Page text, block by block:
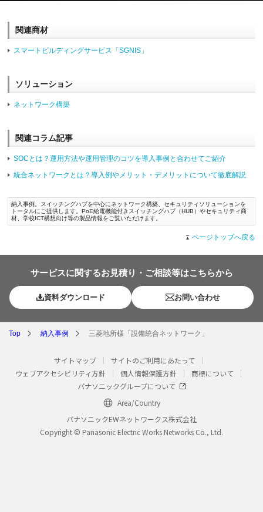
関連商材
スマートビルディングサービス「SGNIS」
ソリューション
ネットワーク構築
関連コラム記事
SOCとは？運用方法や運用管理のコツを導入事例と合わせてご紹介
統合ネットワークとは？導入例やメリット・デメリットについて徹底解説
納入事例。スイッチングハブを中心にネットワーク構築、セキュリティソリューションを
トータルにご提供します。PoE給電機能付きスイッチングハブ（HUB）やセキュリティ商
材、学校ICT構想向け等の製品情報をご覧いただけます。
ページトップへ戻る
サービスに関するお見積り・ご相談等はこちらから
資料ダウンロード お問い合わせ
Top 納入事例 三菱地所様「設備統合ネットワーク」
サイトマップ
サイトのご利用にあたって
ウェブアクセシビリティ方針
個人情報保護方針
商標について
パナソニックグループについて
Area/Country
パナソニックEWネットワークス株式会社
Copyright © Panasonic Electric Works Networks Co., Ltd.